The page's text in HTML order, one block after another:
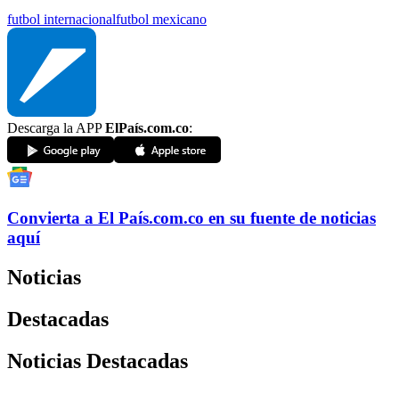
futbol internacionalfutbol mexicano
Descarga la APPElPaís.com.co:
Convierta a El País.com.co en su fuente de noticias
aquí
Noticias
Destacadas
Noticias Destacadas